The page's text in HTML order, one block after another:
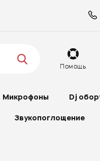
Помощь
Микрофоны Dj
Звукопоглощение